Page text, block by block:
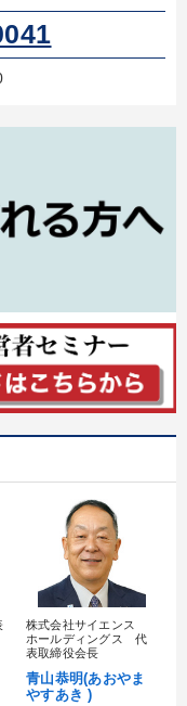
株式会社サイエンス
ホールディングス 代
表取締役会長
青山恭明(あおやま
やすあき )